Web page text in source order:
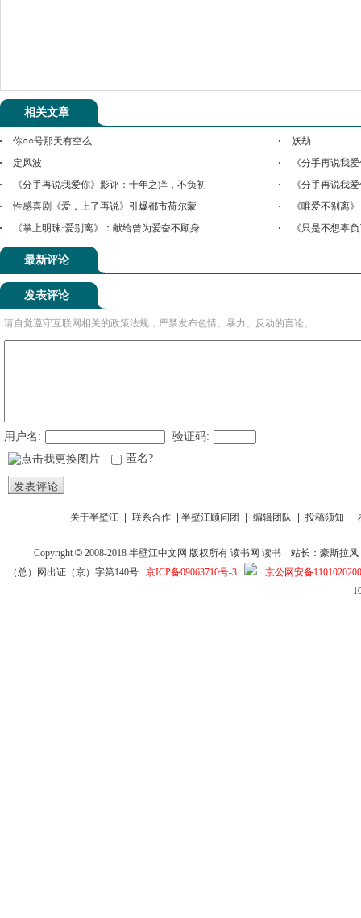
相关文章
你○○号那天有空么
妖劫
定风波
《分手再说我
《分手再说我爱你》影评：十年之痒，不负初
《分手再说我
性感喜剧《爱，上了再说》引爆都市荷尔蒙
《唯爱不别离
《掌上明珠·爱别离》：献给曾为爱奋不顾身
《只是不想辜
最新评论
发表评论
请自觉遵守互联网相关的政策法规，严禁发布色情、暴力、反动的言论。
用户名:
验证码:
匿名?
发表评论
关于半壁江 联系合作 半壁江顾问团 编辑团队 投稿须知
Copyright © 2008-2018半壁江中文网 版权所有读书网 读书
站长：豪斯拉风
（总）网出证（京）字第140号 京ICP备09063710号-3
京公网安备